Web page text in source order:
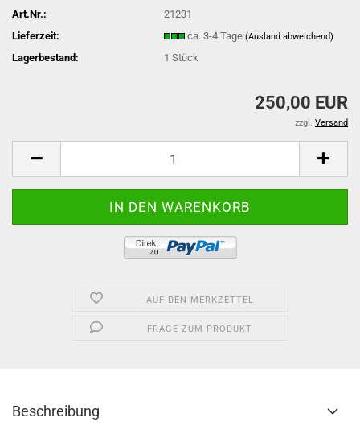
Art.Nr.:
21231
Lieferzeit:
ca. 3-4 Tage(Ausland abweichend)
Lagerbestand: 1Stück
250,00 EUR
zzgl. Versand
AUF DEN MERKZETTEL
FRAGE ZUM PRODUKT
Beschreibung